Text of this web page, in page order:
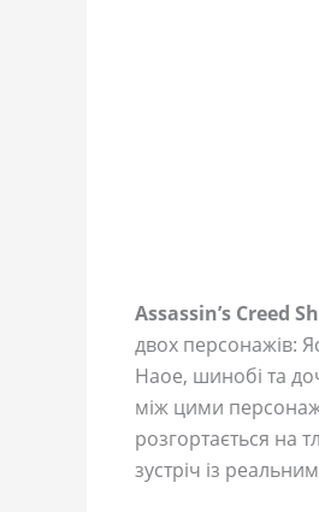
Assassin’s Creed
двох персонажів:
Наое, шинобі та
між цими
розгортається на
зустріч із